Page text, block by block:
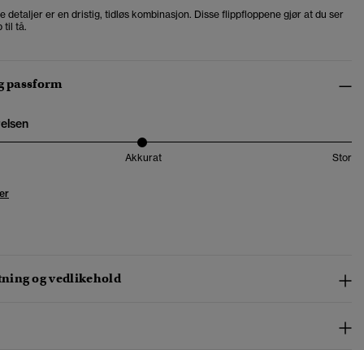
detaljer er en dristig, tidløs kombinasjon. Disse flippfloppene gjør at du ser
til tå.
passform
Akkurat Stor
og vedlikehold